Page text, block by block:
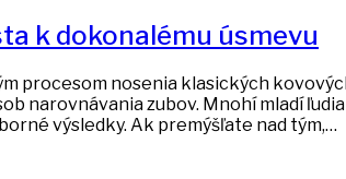
k dokonalému úsmevu
procesom nosenia klasických
narovnávania zubov. Mnohí mladí
výsledky. Ak premýšľate nad tým,…